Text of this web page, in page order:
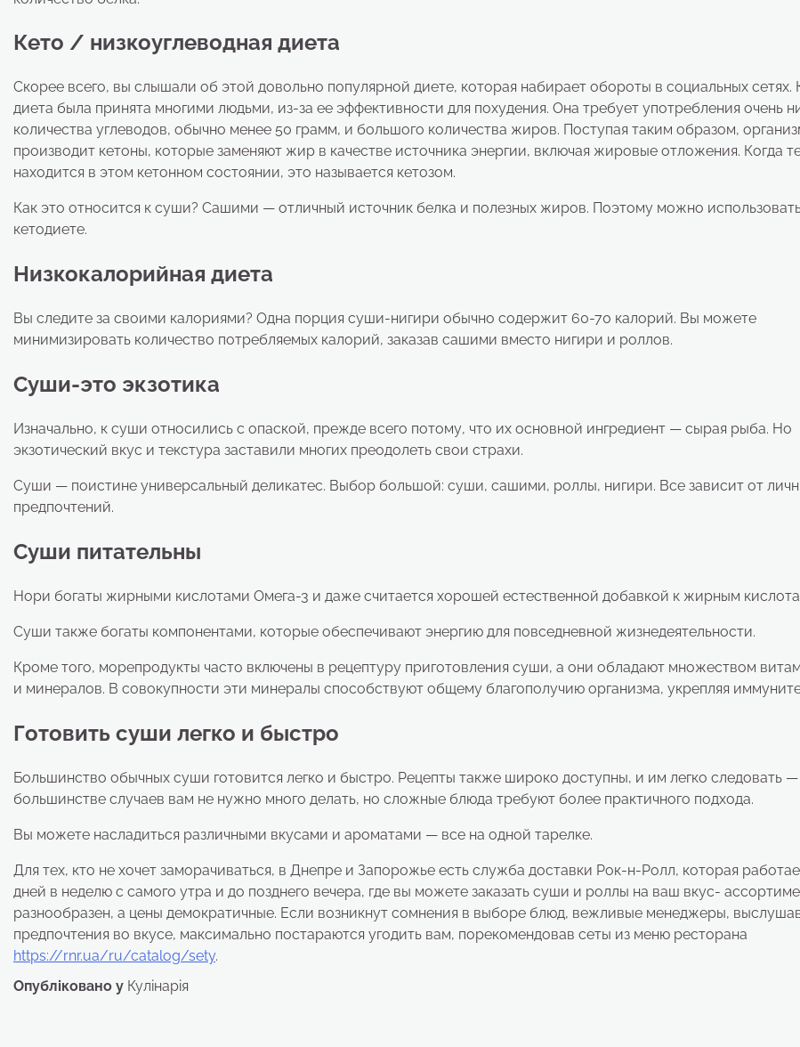
Кето / низкоуглеводная диета
Скорее всего, вы слышали об этой довольно популярной диете, которая набирает обороты в социальных сетях.
диета была принята многими людьми, из-за ее эффективности для похудения. Она требует употребления очень
количества углеводов, обычно менее 50 грамм, и большого количества жиров. Поступая таким образом,
производит кетоны, которые заменяют жир в качестве источника энергии, включая жировые отложения. Когда
находится в этом кетонном состоянии, это называется кетозом.
Как это относится к суши? Сашими — отличный источник белка и полезных жиров. Поэтому можно
кетодиете.
Низкокалорийная диета
Вы следите за своими калориями? Одна порция суши-нигири обычно содержит 60-70 калорий. Вы можете
минимизировать количество потребляемых калорий, заказав сашими вместо нигири и роллов.
Суши-это экзотика
Изначально, к суши относились с опаской, прежде всего потому, что их основной ингредиент — сырая рыба. Но
экзотический вкус и текстура заставили многих преодолеть свои страхи.
Суши — поистине универсальный деликатес. Выбор большой: суши, сашими, роллы, нигири. Все зависит от
предпочтений.
Суши питательны
Нори богаты жирными кислотами Омега-3 и даже считается хорошей естественной добавкой к жирным
Суши также богаты компонентами, которые обеспечивают энергию для повседневной жизнедеятельности.
Кроме того, морепродукты часто включены в рецептуру приготовления суши, а они обладают множеством
и минералов. В совокупности эти минералы способствуют общему благополучию организма, укрепляя
Готовить суши легко и быстро
Большинство обычных суши готовится легко и быстро. Рецепты также широко доступны, и им легко следовать —
большинстве случаев вам не нужно много делать, но сложные блюда требуют более практичного подхода.
Вы можете насладиться различными вкусами и ароматами — все на одной тарелке.
Для тех, кто не хочет заморачиваться, в Днепре и Запорожье есть служба доставки Рок-н-Ролл, которая
дней в неделю с самого утра и до позднего вечера, где вы можете заказать суши и роллы на ваш вкус-
разнообразен, а цены демократичные. Если возникнут сомнения в выборе блюд, вежливые менеджеры,
предпочтения во вкусе, максимально постараются угодить вам, порекомендовав сеты из меню ресторана
https://rnr.ua/ru/catalog/sety.
Опубліковано у Кулінарія